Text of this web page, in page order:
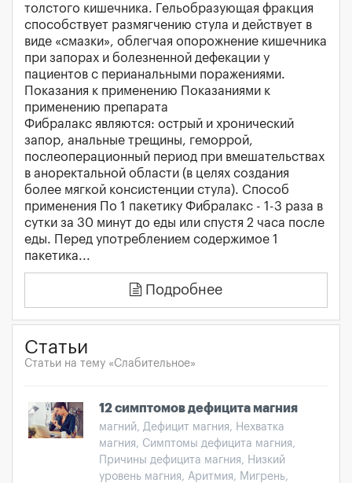
толстого кишечника. Гельобразующая фракция
способствует размягчению стула и действует в
виде «смазки», облегчая опорожнение кишечника
при запорах и болезненной дефекации у
пациентов с перианальными поражениями.
Показания к применению Показаниями к
применению препарата
Фибралакс являются: острый и хронический
запор, анальные трещины, геморрой,
послеоперационный период при вмешательствах
в аноректальной области (в целях создания
более мягкой консистенции стула). Способ
применения По 1 пакетику Фибралакс - 1-3 раза в
сутки за 30 минут до еды или спустя 2 часа после
еды. Перед употреблением содержимое 1
пакетика...
Подробнее
Статьи
Статьи на тему «Слабительное»
12 симптомов дефицита магния
магний, Дефицит магния, Нехватка
магния, Симптомы дефицита магния,
Причины дефицита магния, Низкий
уровень магния, Аритмия, Мигрень,